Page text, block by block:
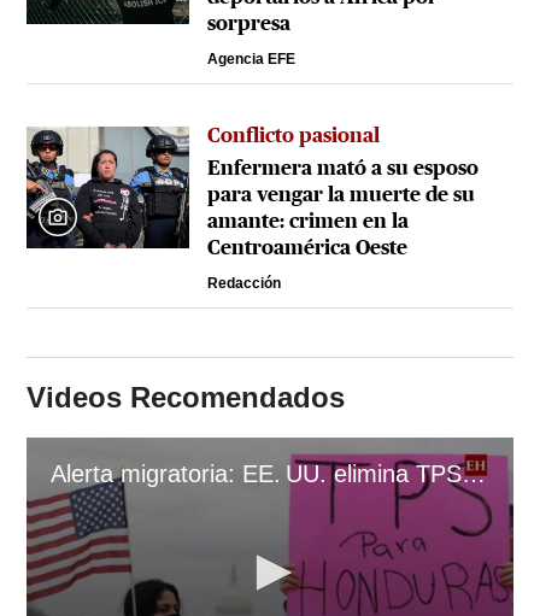
sorpresa
Agencia EFE
Conflicto pasional
Enfermera mató a su esposo
para vengar la muerte de su
amante: crimen en la
Centroamérica Oeste
Redacción
Videos Recomendados
Alerta migratoria: EE. UU. elimina TPS para hondureños